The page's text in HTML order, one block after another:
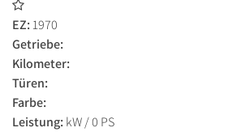
EZ: 1970
Getriebe:
Kilometer:
Türen:
Farbe:
Leistung: kW / 0 PS